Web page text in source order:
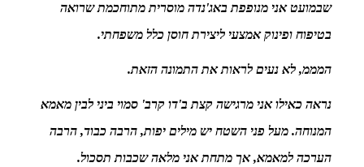
שבמועט אני מנופפת באג'נדה מוסרית מתוחכמת שרואה
בטיפוח ופינוק אמצעי ליצירת חוסן כלל משפחתי.
המממ, לא נעים לראות את התמונה הזאת.
נראה כאילו אני מרגישה קצת ב'דו קרב' סמוי ביני לבין מאמא
המנוחה. מעל פני השטח יש מילים יפות, הרבה כבוד, הרבה
הערכה למאמא, אך מתחת אני מלאה שכבות תסכול.